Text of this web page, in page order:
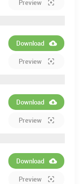
Preview
Download
Preview
Download
Preview
Download
Preview